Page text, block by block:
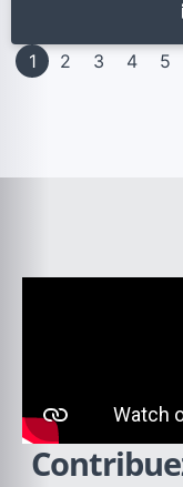
1 2 3 4 5